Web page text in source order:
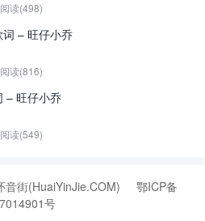
阅读(498)
– 旺仔小乔
阅读(816)
– 旺仔小乔
阅读(549)
街(HuaiYinJie.COM)
鄂ICP备
号